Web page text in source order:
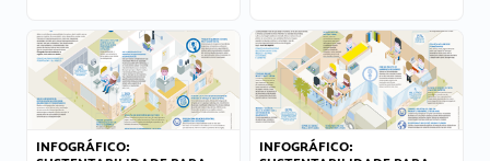
INFOGRÁFICO:
INFOGRÁFICO: